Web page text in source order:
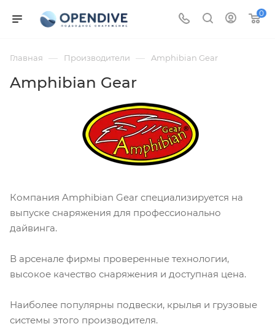
0
Главная — Производители — Amphibian Gear
Amphibian Gear
Компания Amphibian Gear специализируется на
выпуске снаряжения для профессионально
дайвинга.
В арсенале фирмы проверенные технологии,
высокое качество снаряжения и доступная цена.
Наиболее популярны подвески, крылья и грузовые
системы этого производителя.